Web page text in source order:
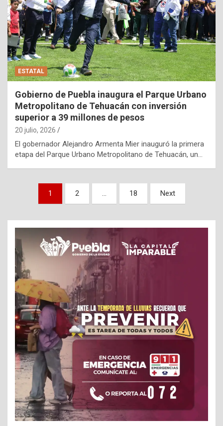
ESTATAL
Gobierno de Puebla inaugura el Parque Urbano
Metropolitano de Tehuacán con inversión
superior a 39 millones de pesos
20 julio, 2026
El gobernador Alejandro Armenta Mier inauguró la primera
etapa del Parque Urbano Metropolitano de Tehuacán, un…
Paginación
entradas
1 2 … 18 Next